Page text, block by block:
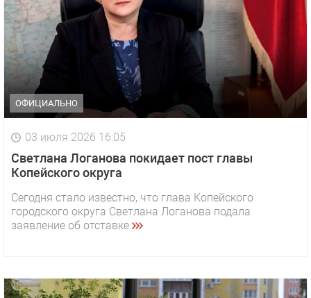
ОФИЦИАЛЬНО
03 июля 2026 16:05
Светлана Логанова покидает пост главы
Копейского округа
Сегодня стало известно, что глава Копейского
городского округа Светлана Логанова подала
заявление об отставке.